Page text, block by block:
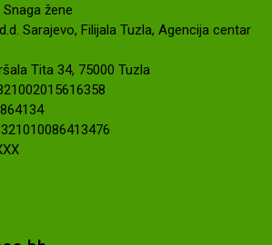
žene
Sarajevo, Filijala Tuzla, Agencija centar
Tita 34, 75000 Tuzla